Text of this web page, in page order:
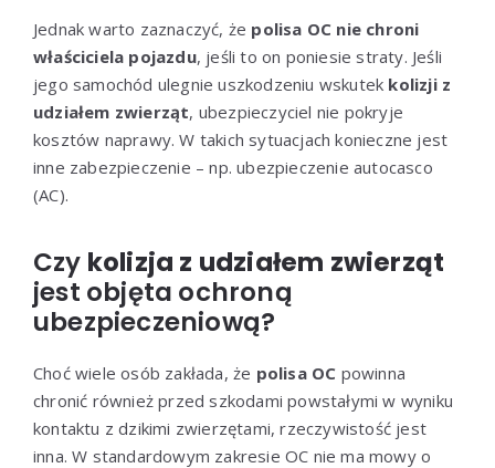
Jednak warto zaznaczyć, że polisa OC nie chroni
właściciela pojazdu, jeśli to on poniesie straty. Jeśli
jego samochód ulegnie uszkodzeniu wskutek kolizji z
udziałem zwierząt, ubezpieczyciel nie pokryje
kosztów naprawy. W takich sytuacjach konieczne jest
inne zabezpieczenie – np. ubezpieczenie autocasco
(AC).
Czy kolizja z udziałem zwierząt
jest objęta ochroną
ubezpieczeniową?
Choć wiele osób zakłada, że polisa OC powinna
chronić również przed szkodami powstałymi w wyniku
kontaktu z dzikimi zwierzętami, rzeczywistość jest
inna. W standardowym zakresie OC nie ma mowy o